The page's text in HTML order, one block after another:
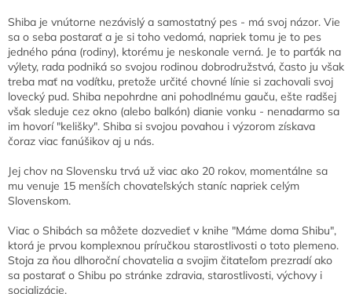
Shiba je vnútorne nezávislý a samostatný pes - má svoj názor. Vie
sa o seba postarať a je si toho vedomá, napriek tomu je to pes
jedného pána (rodiny), ktorému je neskonale verná. Je to parťák na
výlety, rada podniká so svojou rodinou dobrodružstvá, často ju však
treba mať na vodítku, pretože určité chovné línie si zachovali svoj
lovecký pud. Shiba nepohrdne ani pohodlnému gauču, ešte radšej
však sleduje cez okno (alebo balkón) dianie vonku - nenadarmo sa
im hovorí "kelišky". Shiba si svojou povahou i výzorom získava
čoraz viac fanúšikov aj u nás.
Jej chov na Slovensku trvá už viac ako 20 rokov, momentálne sa
mu venuje 15 menších chovateľských staníc napriek celým
Slovenskom.
Viac o Shibách sa môžete dozvedieť v knihe "Máme doma Shibu",
ktorá je prvou komplexnou príručkou starostlivosti o toto plemeno.
Stoja za ňou dlhoroční chovatelia a svojim čitateľom prezradí ako
sa postarať o Shibu po stránke zdravia, starostlivosti, výchovy i
socializácie.